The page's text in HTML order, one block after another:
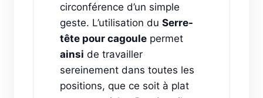
circonférence d’un simple
geste. L’utilisation du Serre-
tête pour cagoule permet
ainsi de travailler
sereinement dans toutes les
positions, que ce soit à plat